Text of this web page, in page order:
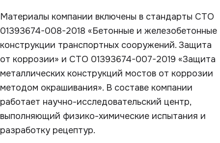
Материалы компании включены в стандарты СТО
01393674-008-2018 «Бетонные и железобетонные
конструкции транспортных сооружений. Защита
от коррозии» и СТО 01393674-007-2019 «Защита
металлических конструкций мостов от коррозии
методом окрашивания». В составе компании
работает научно-исследовательский центр,
выполняющий физико-химические испытания и
разработку рецептур.